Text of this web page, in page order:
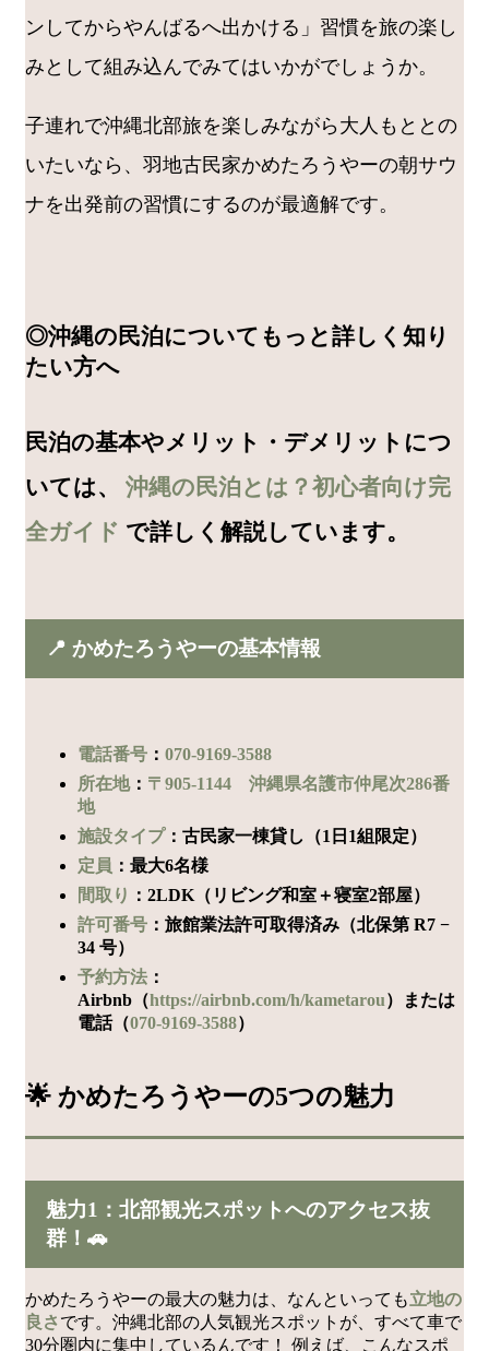
ンしてからやんばるへ出かける」習慣を旅の楽し
みとして組み込んでみてはいかがでしょうか。
子連れで沖縄北部旅を楽しみながら大人もととの
いたいなら、羽地古民家かめたろうやーの朝サウ
ナを出発前の習慣にするのが最適解です。
◎沖縄の民泊についてもっと詳しく知り
たい方へ
民泊の基本やメリット・デメリットにつ
いては、 沖縄の民泊とは？初心者向け完
全ガイド で詳しく解説しています。
📍 かめたろうやーの基本情報
電話番号 ： 070-9169-3588
所在地： 〒905-1144 沖縄県名護市仲尾次286番
地
施設タイプ：古民家一棟貸し（1日1組限定）
定員 ：最大6名様
間取り ：2LDK（リビング和室＋寝室2部屋）
許可番号 ：旅館業法許可取得済み（北保第 R7 −
34 号）
予約方法 ：
Airbnb（https://airbnb.com/h/kametarou）または
電話（070-9169-3588）
🌟 かめたろうやーの5つの魅力
魅力1：北部観光スポットへのアクセス抜
群！🚗
かめたろうやーの最大の魅力は、なんといっても立地の
良さです。沖縄北部の人気観光スポットが、すべて車で
30分圏内に集中しているんです！ 例えば、こんなスポ